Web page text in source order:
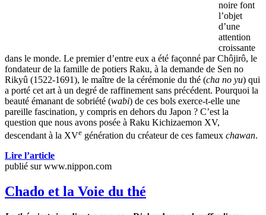
noire font
l’objet
d’une
attention
croissante
dans le monde. Le premier d’entre eux a été façonné par Chôjirô, le
fondateur de la famille de potiers Raku, à la demande de Sen no
Rikyû (1522-1691), le maître de la cérémonie du thé (cha no yu) qui
a porté cet art à un degré de raffinement sans précédent. Pourquoi la
beauté émanant de sobriété (wabi) de ces bols exerce-t-elle une
pareille fascination, y compris en dehors du Japon ? C’est la
question que nous avons posée à Raku Kichizaemon XV,
descendant à la XVe génération du créateur de ces fameux chawan.
Lire l’article
publié sur www.nippon.com
Chado et la Voie du thé